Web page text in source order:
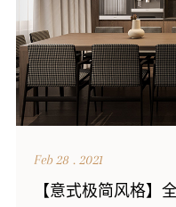
Feb 28 . 2021
【意式极简风格】